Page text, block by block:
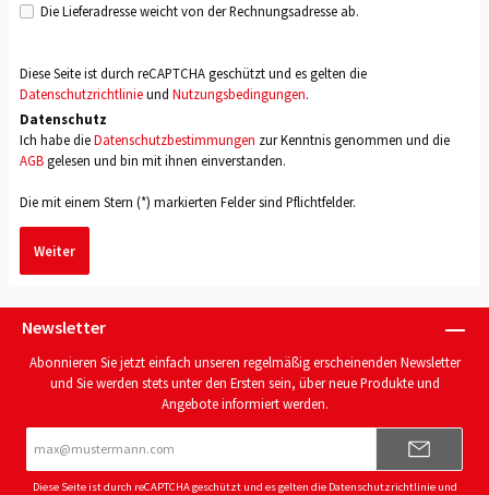
Die Lieferadresse weicht von der Rechnungsadresse ab.
Diese Seite ist durch reCAPTCHA geschützt und es gelten die
Datenschutzrichtlinieund Nutzungsbedingungen.
Datenschutz
Ich habe dieDatenschutzbestimmungen zur Kenntnis genommen und die
AGBgelesen und bin mit ihnen einverstanden.
Die mit einem Stern (*) markierten Felder sind Pflichtfelder.
Weiter
Newsletter
Abonnieren Sie jetzt einfach unseren regelmäßig erscheinenden Newsletter
und Sie werden stets unter den Ersten sein, über neue Produkte und
Angebote informiert werden.
Adresse*
Diese Seite ist durch reCAPTCHA geschützt und es gelten die Datenschutzrichtlinieund